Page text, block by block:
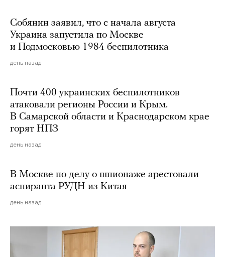
Собянин заявил, что с начала августа
Украина запустила по Москве
и Подмосковью 1984 беспилотника
день назад
Почти 400 украинских беспилотников
атаковали регионы России и Крым.
В Самарской области и Краснодарском крае
горят НПЗ
день назад
В Москве по делу о шпионаже арестовали
аспиранта РУДН из Китая
день назад